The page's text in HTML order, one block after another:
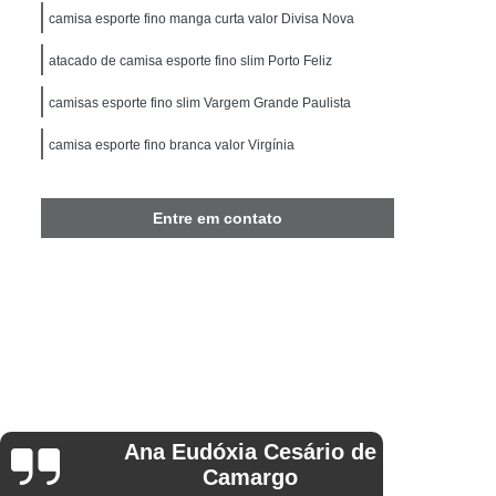
Camisa Slim Masculina Manga Curta
Camisa Social Masculina Slim Preta
Camisa Branca Masculina Social
Masculina
Camisa Social Branca Masculina Slim
Camisa Social Branca Slim Fit
Camisa Social Masculina Branca
Longa Branca Preço
camisa esporte fino manga curta valor Divisa Nova
atacado de camisa esporte fino slim Porto Feliz
camisas esporte fino slim Vargem Grande Paulista
camisa esporte fino branca valor Virgínia
Entre em contato
Regina
Stanguini